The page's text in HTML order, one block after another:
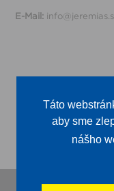
Táto
aby sme
nášho
E-Mail: